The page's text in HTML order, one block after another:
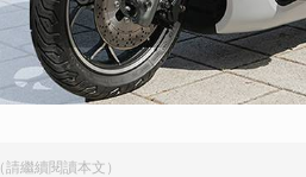
請繼續閱讀本文）